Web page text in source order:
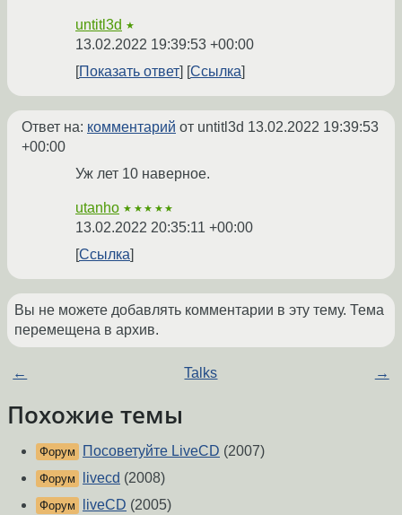
untitl3d ★
13.02.2022 19:39:53 +00:00
Показать ответ
Ссылка
Ответ на: комментарий от untitl3d 13.02.2022 19:39:53
+00:00
Уж лет 10 наверное.
utanho ★★★★★
13.02.2022 20:35:11 +00:00
Ссылка
Вы не можете добавлять комментарии в эту тему. Тема
перемещена в архив.
← Talks →
Похожие темы
Форум Посоветуйте LiveCD (2007)
Форум livecd (2008)
Форум liveCD (2005)